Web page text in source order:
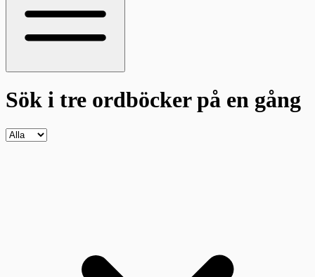
Sök i tre ordböckerpå en gång